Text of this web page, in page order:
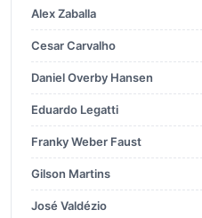
2023
2022
2021
2020
Alex Zaballa
Cesar Carvalho
Daniel Overby Hansen
Eduardo Legatti
Franky Weber Faust
Gilson Martins
José Valdézio